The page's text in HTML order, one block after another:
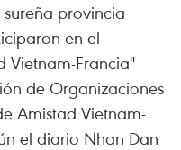
provincia
en el
Vietnam-Francia"
de Organizaciones
Amistad Vietnam-
el diario Nhan Dan